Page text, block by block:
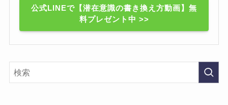
公式LINEで【潜在意識の書き換え方動画】無
料プレゼント中 >>